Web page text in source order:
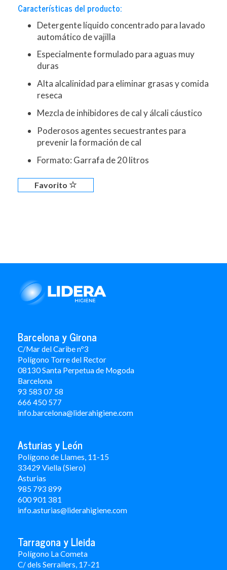
Características del producto:
Detergente líquido concentrado para lavado
automático de vajilla
Especialmente formulado para aguas muy
duras
Alta alcalinidad para eliminar grasas y comida
reseca
Mezcla de inhibidores de cal y álcali cáustico
Poderosos agentes secuestrantes para
prevenir la formación de cal
Formato: Garrafa de 20 litros
Favorito
Barcelona y Girona
C/Mar del Caribe nº3
Polígono Torre del Rector
08130 Santa Perpetua de Mogoda
Barcelona
93 583 07 58
666 450 577
info.barcelona@liderahigiene.com
Asturias y León
Polígono de Llames, 11-15
33429 Viella (Siero)
Asturias
985 793 899
600 901 381
info.asturias@liderahigiene.com
Tarragona y Lleida
Polígono La Cometa
C/ dels Serrallers, 17-21